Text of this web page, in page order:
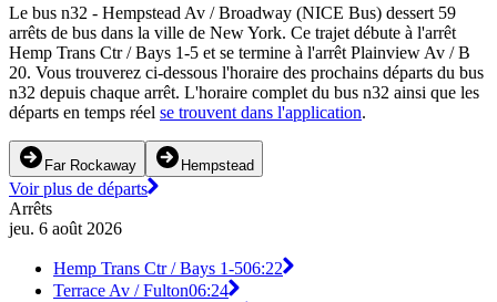
Le bus n32 - Hempstead Av / Broadway (NICE Bus) dessert 59
arrêts de bus dans la ville de New York. Ce trajet débute à l'arrêt
Hemp Trans Ctr / Bays 1-5 et se termine à l'arrêt Plainview Av / B
20. Vous trouverez ci-dessous l'horaire des prochains départs du bus
n32 depuis chaque arrêt. L'horaire complet du bus n32 ainsi que les
départs en temps réel se trouvent dans l'application.
Far Rockaway Hempstead
Voir plus de départs
Arrêts
jeu. 6 août 2026
Hemp Trans Ctr / Bays 1-506:22
Terrace Av / Fulton06:24